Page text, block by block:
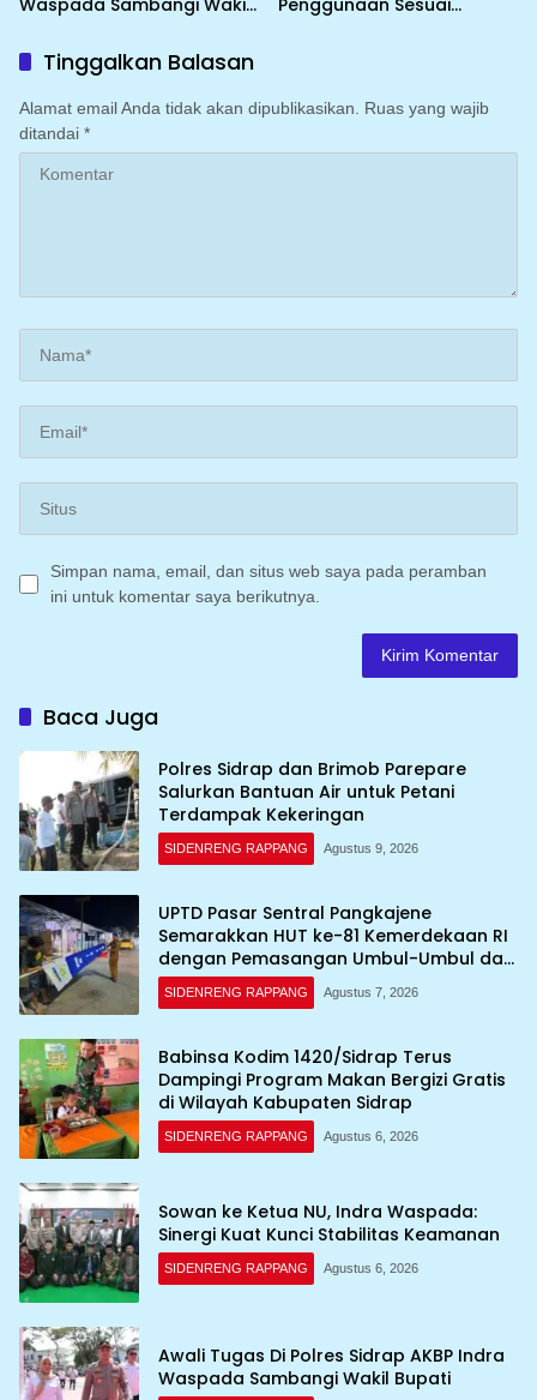
Waspada Sambangi Wakil
Penggunaan Sesuai
Tinggalkan Balasan
Alamat email Anda tidak akan dipublikasikan. Ruas yang wajib
ditandai *
Simpan nama, email, dan situs web saya pada peramban
ini untuk komentar saya berikutnya.
Baca Juga
Polres Sidrap dan Brimob Parepare
Salurkan Bantuan Air untuk Petani
Terdampak Kekeringan
SIDENRENG RAPPANG Agustus 9, 2026
UPTD Pasar Sentral Pangkajene
Semarakkan HUT ke-81 Kemerdekaan RI
dengan Pemasangan Umbul-Umbul dan
Dekorasi Merah Putih
SIDENRENG RAPPANG Agustus 7, 2026
Babinsa Kodim 1420/Sidrap Terus
Dampingi Program Makan Bergizi Gratis
di Wilayah Kabupaten Sidrap
SIDENRENG RAPPANG Agustus 6, 2026
Sowan ke Ketua NU, Indra Waspada:
Sinergi Kuat Kunci Stabilitas Keamanan
SIDENRENG RAPPANG Agustus 6, 2026
Awali Tugas Di Polres Sidrap AKBP Indra
Waspada Sambangi Wakil Bupati